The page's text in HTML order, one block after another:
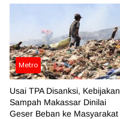
Metro
Usai TPA Disanksi, Kebijakan
Sampah Makassar Dinilai
Geser Beban ke Masyarakat